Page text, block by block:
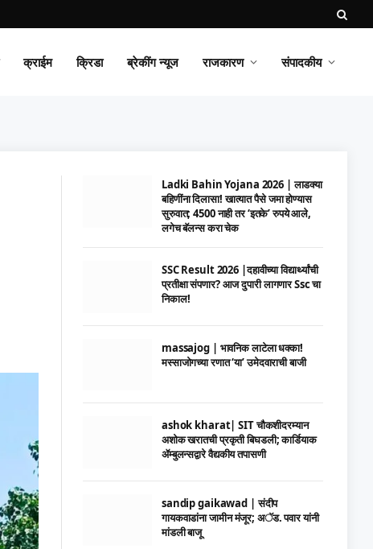
क्राईम क्रिडा ब्रेकींग न्यूज राजकारण संपादकीय
Ladki Bahin Yojana 2026 | लाडक्या
बहिणींना दिलासा! खात्यात पैसे जमा होण्यास
सुरुवात; 4500 नाही तर ‘इतके’ रुपये आले,
लगेच बॅलन्स करा चेक
SSC Result 2026 |दहावीच्या विद्यार्थ्यांची
प्रतीक्षा संपणार? आज दुपारी लागणार Ssc चा
निकाल!
massajog | भावनिक लाटेला धक्का!
मस्साजोगच्या रणात ‘या’ उमेदवाराची बाजी
ashok kharat| SIT चौकशीदरम्यान
अशोक खरातची प्रकृती बिघडली; कार्डियाक
ॲम्बुलन्सद्वारे वैद्यकीय तपासणी
sandip gaikawad | संदीप
गायकवाडांना जामीन मंजूर; अॅड. पवार यांनी
मांडली बाजू